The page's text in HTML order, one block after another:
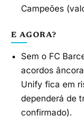
Campeões
E AGORA?
Sem o FC
acordos
Unify fica em
dependerá de
confirmado).